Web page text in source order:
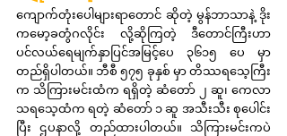
ကျောက်တုံးပေါများရာတောင် ဆိုတဲ့ မွန်ဘာသာနဲ့ ဒိုး
ကမော့ခတွံဂလိုင်း လို့ဆိုကြတဲ့ ဒီတောင်ကြီးဟာ
ပင်လယ်ရေမျက်နှာပြင်အမြင့်ပေ ၃၆၁၅ ပေ မှာ
တည်ရှိပါတယ်။ ဘီစီ ၅၇၅ ခုနှစ် မှာ တိဿရသေ့ကြီး
က သိကြားမင်းထံက ရရှိတဲ့ ဆံတော် ၂ ဆူ၊ ကေလာ
သရသေ့ထံက ရတဲ့ ဆံတော် ၁ ဆူ အသီးသီး စုပေါင်း
ပြီး ဌပနာလို့ တည်ထားပါတယ်။ သိကြားမင်းကပဲ